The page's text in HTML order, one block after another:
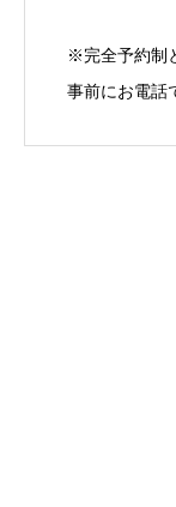
※完全予約制
事前にお電話